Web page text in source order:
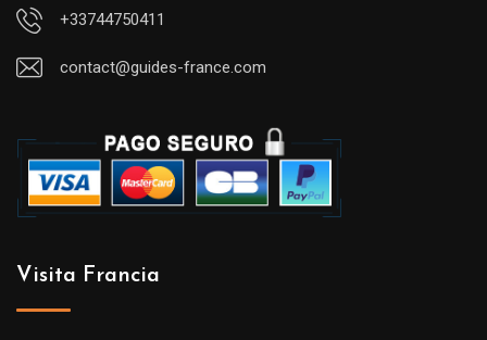
+33744750411
contact@guides-france.com
Visita Francia